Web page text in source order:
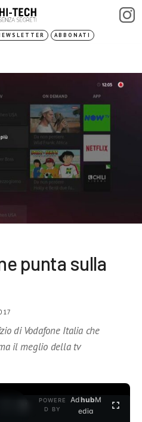
ABBONATI
punta sulla
di Vodafone Italia che
il meglio della tv
POWERE
D BY
AdhubM
edia